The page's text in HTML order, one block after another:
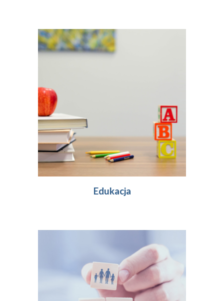
Edukacja